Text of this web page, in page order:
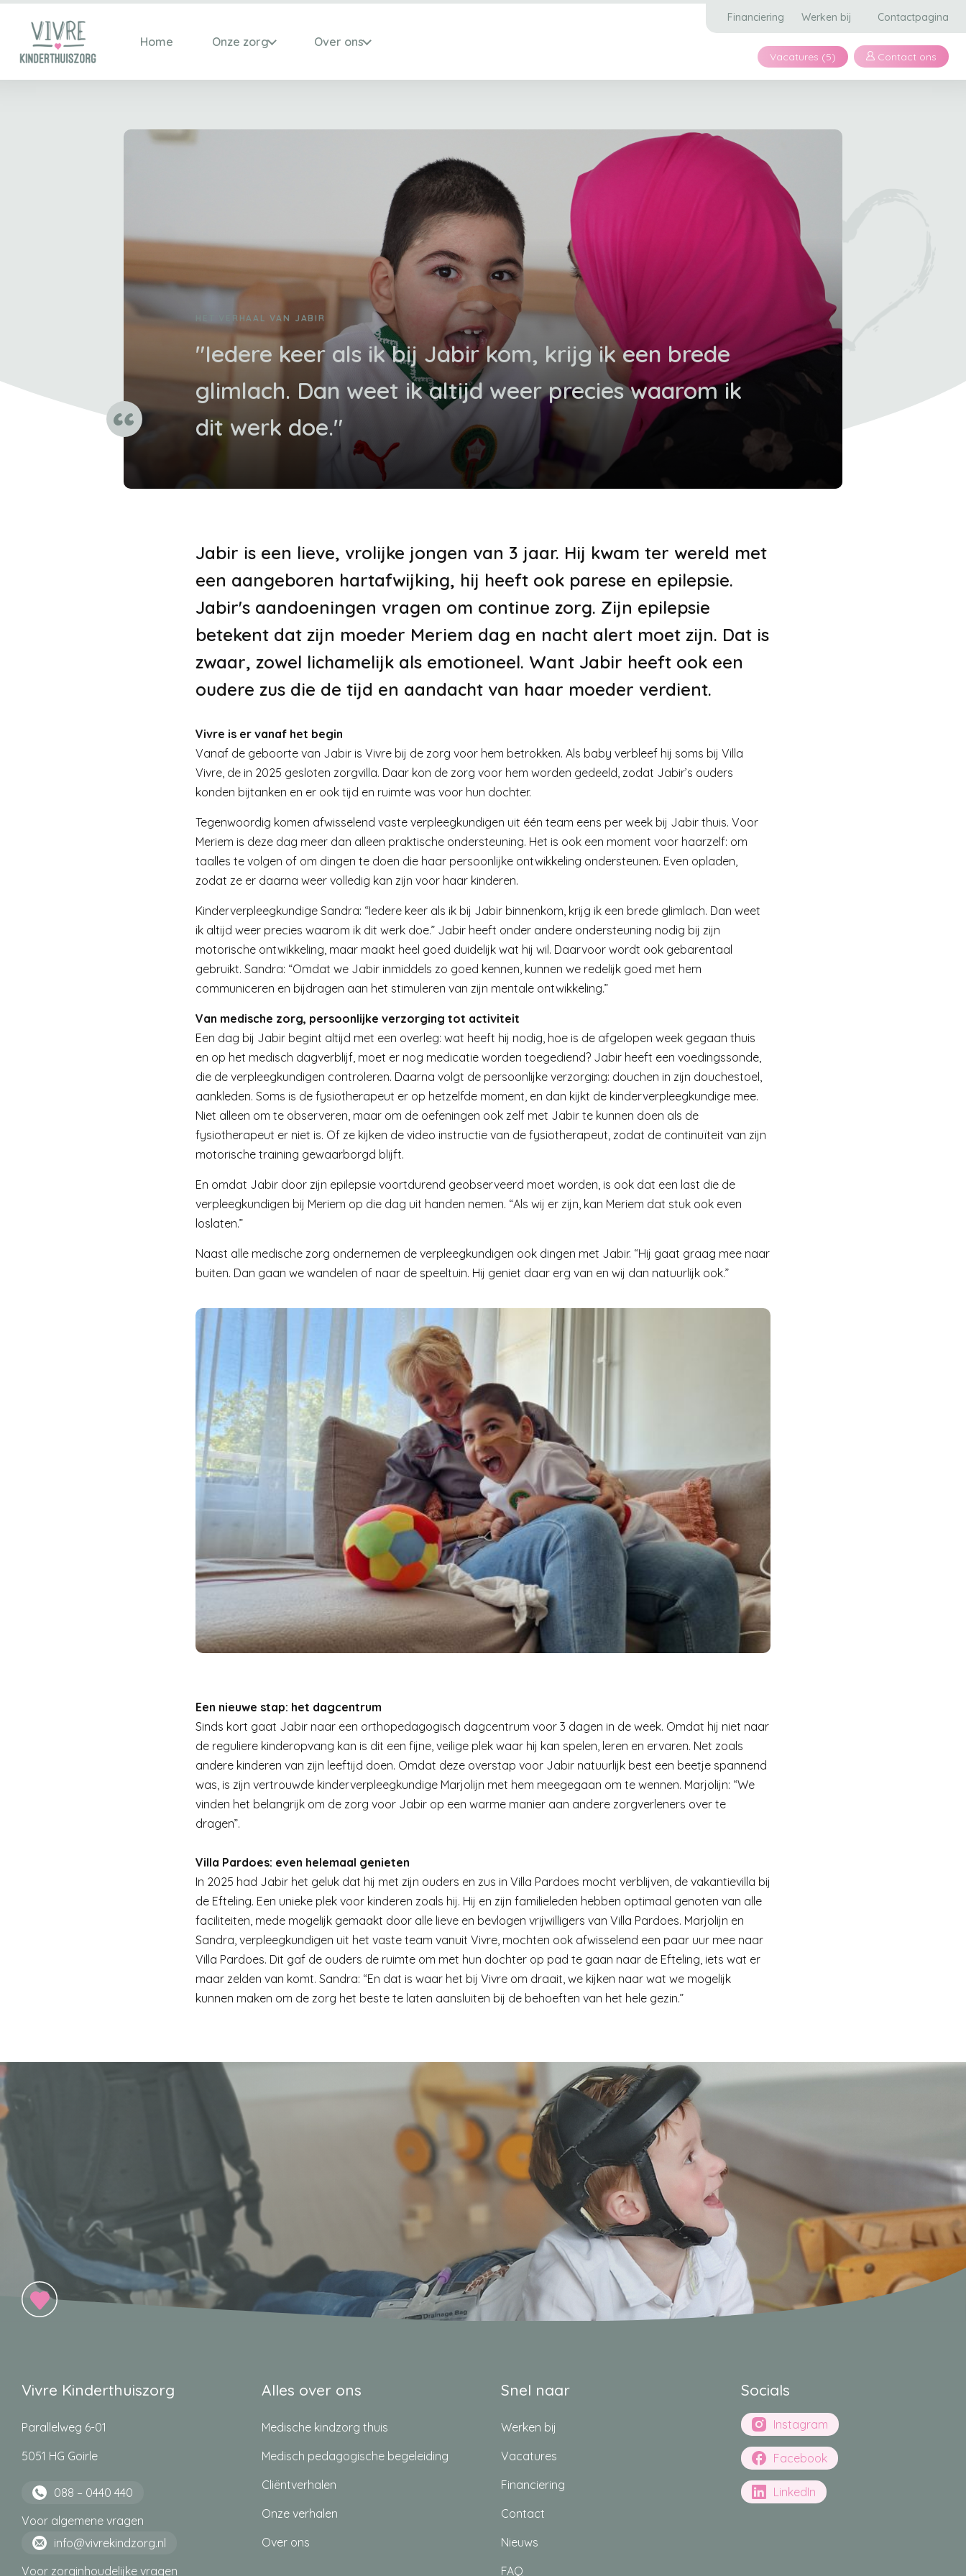
Home Onze zorg Over ons
Vacatures (5)
Financiering Werken bij Contactpagina
Contact ons
HET VERHAAL VAN JABIR
"Iedere keer als ik bij Jabir kom, krijg ik een brede
glimlach. Dan weet ik altijd weer precies waarom ik
dit werk doe."
Jabir is een lieve, vrolijke jongen van 3 jaar. Hij kwam ter wereld met
een aangeboren hartafwijking, hij heeft ook parese en epilepsie.
Jabir's aandoeningen vragen om continue zorg. Zijn epilepsie
betekent dat zijn moeder Meriem dag en nacht alert moet zijn. Dat is
zwaar, zowel lichamelijk als emotioneel. Want Jabir heeft ook een
oudere zus die de tijd en aandacht van haar moeder verdient.
Vivre is er vanaf het begin
Vanaf de geboorte van Jabir is Vivre bij de zorg voor hem betrokken. Als baby verbleef hij soms bij Villa
Vivre, de in 2025 gesloten zorgvilla. Daar kon de zorg voor hem worden gedeeld, zodat Jabir’s ouders
konden bijtanken en er ook tijd en ruimte was voor hun dochter.
Tegenwoordig komen afwisselend vaste verpleegkundigen uit één team eens per week bij Jabir thuis. Voor
Meriem is deze dag meer dan alleen praktische ondersteuning. Het is ook een moment voor haarzelf: om
taalles te volgen of om dingen te doen die haar persoonlijke ontwikkeling ondersteunen. Even opladen,
zodat ze er daarna weer volledig kan zijn voor haar kinderen.
Kinderverpleegkundige Sandra: “Iedere keer als ik bij Jabir binnenkom, krijg ik een brede glimlach. Dan weet
ik altijd weer precies waarom ik dit werk doe.” Jabir heeft onder andere ondersteuning nodig bij zijn
motorische ontwikkeling, maar maakt heel goed duidelijk wat hij wil. Daarvoor wordt ook gebarentaal
gebruikt. Sandra: “Omdat we Jabir inmiddels zo goed kennen, kunnen we redelijk goed met hem
communiceren en bijdragen aan het stimuleren van zijn mentale ontwikkeling.”
Van medische zorg, persoonlijke verzorging tot activiteit
Een dag bij Jabir begint altijd met een overleg: wat heeft hij nodig, hoe is de afgelopen week gegaan thuis
en op het medisch dagverblijf, moet er nog medicatie worden toegediend? Jabir heeft een voedingssonde,
die de verpleegkundigen controleren. Daarna volgt de persoonlijke verzorging: douchen in zijn douchestoel,
aankleden. Soms is de fysiotherapeut er op hetzelfde moment, en dan kijkt de kinderverpleegkundige mee.
Niet alleen om te observeren, maar om de oefeningen ook zelf met Jabir te kunnen doen als de
fysiotherapeut er niet is. Of ze kijken de video instructie van de fysiotherapeut, zodat de continuïteit van zijn
motorische training gewaarborgd blijft.
En omdat Jabir door zijn epilepsie voortdurend geobserveerd moet worden, is ook dat een last die de
verpleegkundigen bij Meriem op die dag uit handen nemen. “Als wij er zijn, kan Meriem dat stuk ook even
loslaten.”
Naast alle medische zorg ondernemen de verpleegkundigen ook dingen met Jabir. “Hij gaat graag mee naar
buiten. Dan gaan we wandelen of naar de speeltuin. Hij geniet daar erg van en wij dan natuurlijk ook.”
Een nieuwe stap: het dagcentrum
Sinds kort gaat Jabir naar een orthopedagogisch dagcentrum voor 3 dagen in de week. Omdat hij niet naar
de reguliere kinderopvang kan is dit een fijne, veilige plek waar hij kan spelen, leren en ervaren. Net zoals
andere kinderen van zijn leeftijd doen. Omdat deze overstap voor Jabir natuurlijk best een beetje spannend
was, is zijn vertrouwde kinderverpleegkundige Marjolijn met hem meegegaan om te wennen. Marjolijn: “We
vinden het belangrijk om de zorg voor Jabir op een warme manier aan andere zorgverleners over te
dragen”.
Villa Pardoes: even helemaal genieten
In 2025 had Jabir het geluk dat hij met zijn ouders en zus in Villa Pardoes mocht verblijven, de vakantievilla bij
de Efteling. Een unieke plek voor kinderen zoals hij. Hij en zijn familieleden hebben optimaal genoten van alle
faciliteiten, mede mogelijk gemaakt door alle lieve en bevlogen vrijwilligers van Villa Pardoes. Marjolijn en
Sandra, verpleegkundigen uit het vaste team vanuit Vivre, mochten ook afwisselend een paar uur mee naar
Villa Pardoes. Dit gaf de ouders de ruimte om met hun dochter op pad te gaan naar de Efteling, iets wat er
maar zelden van komt. Sandra: “En dat is waar het bij Vivre om draait, we kijken naar wat we mogelijk
kunnen maken om de zorg het beste te laten aansluiten bij de behoeften van het hele gezin.”
Vivre Kinderthuiszorg
Parallelweg 6-01
5051 HG Goirle
088 – 0440 440
Voor algemene vragen
info@vivrekindzorg.nl
Voor zorginhoudelijke vragen
Alles over ons
Medische kindzorg thuis
Medisch pedagogische begeleiding
Cliëntverhalen
Onze verhalen
Over ons
Snel naar
Werken bij
Vacatures
Financiering
Contact
Nieuws
FAQ
Socials
Instagram
Facebook
LinkedIn